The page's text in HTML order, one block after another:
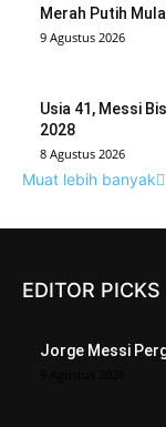
Merah Putih
9 Agustus 2026
Usia 41, Messi
2028
8 Agustus 2026
Muat lebih banyak
EDITOR PICKS
Jorge Messi